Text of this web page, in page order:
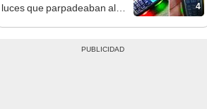
4
luces que parpadeaban al